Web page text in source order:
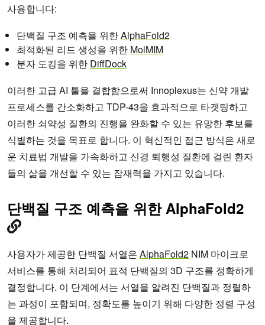
사용합니다:
단백질 구조 예측을 위한AlphaFold2
최적화된 리드 생성을 위한 MolMIM
분자 도킹을 위한 DiffDock
이러한 고급 AI 툴을 결합함으로써 Innoplexus는 신약 개발
프로세스를 간소화하고 TDP-43을 효과적으로 타겟팅하고
이러한 쇠약성 질환의 진행을 완화할 수 있는 유망한 후보를
식별하는 것을 목표로 합니다. 이 혁신적인 접근 방식은 새로
운 치료법 개발을 가속화하고 신경 퇴행성 질환에 걸린 환자
들의 삶을 개선할 수 있는 잠재력을 가지고 있습니다.
단백질 구조 예측을 위한 AlphaFold2
사용자가 제공한 단백질 서열은 AlphaFold2 NIM 마이크로
서비스를 통해 처리되어 표적 단백질의 3D 구조를 정확하게
결정합니다. 이 단계에서는 서열을 알려진 단백질과 정렬하
는 과정이 포함되며, 정확도를 높이기 위해 다양한 정렬 구성
을 제공합니다.